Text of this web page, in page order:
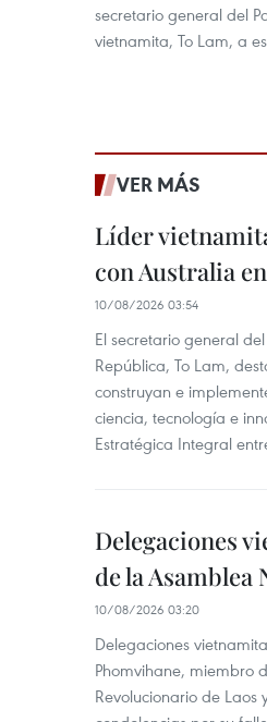
secretario general del
vietnamita, To Lam, a
VER MÁS
Líder
con Australia
10/08/2026 03:54
El secretario general
República, To Lam,
construyan e
ciencia, tecnología e
Estratégica Integral
Delegaciones
de la Asamblea
10/08/2026 03:20
Delegaciones
Phomvihane, miembro
Revolucionario de